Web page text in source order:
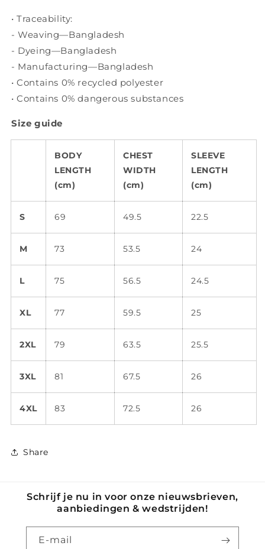
• Traceability:
- Weaving—Bangladesh
- Dyeing—Bangladesh
- Manufacturing—Bangladesh
• Contains 0% recycled polyester
• Contains 0% dangerous substances
Size guide
BODY
LENGTH
(cm)
CHEST
WIDTH
(cm)
SLEEVE
LENGTH
(cm)
S 69 49.5 22.5
M 73 53.5 24
L 75 56.5 24.5
XL 77 59.5 25
2XL 79 63.5 25.5
3XL 81 67.5 26
4XL 83 72.5 26
Share
Schrijf je nu in voor onze nieuwsbrieven,
aanbiedingen & wedstrijden!
E‑mail